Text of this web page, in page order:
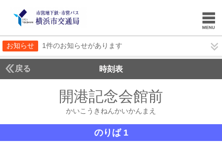
お知らせ 1件のお知らせがあります
戻る 時刻表
開港記念会館前
かいこうきねんかいかんまえ
のりば 1